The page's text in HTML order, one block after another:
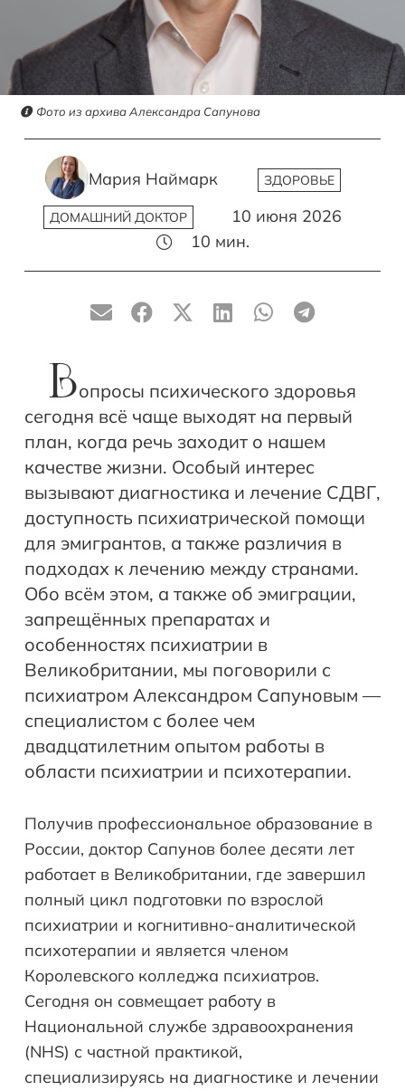
Фото из архива Александра Сапунова
Мария Наймарк ЗДОРОВЬЕ
ДОМАШНИЙ ДОКТОР
10 июня 2026
10 мин.
Вопросы психического здоровья
сегодня всё чаще выходят на первый
план, когда речь заходит о нашем
качестве жизни. Особый интерес
вызывают диагностика и лечение СДВГ,
доступность психиатрической помощи
для эмигрантов, а также различия в
подходах к лечению между странами.
Обо всём этом, а также об эмиграции,
запрещённых препаратах и
особенностях психиатрии в
Великобритании, мы поговорили с
психиатром Александром Сапуновым —
специалистом с более чем
двадцатилетним опытом работы в
области психиатрии и психотерапии.
Получив профессиональное образование в
России, доктор Сапунов более десяти лет
работает в Великобритании, где завершил
полный цикл подготовки по взрослой
психиатрии и когнитивно-аналитической
психотерапии и является членом
Королевского колледжа психиатров.
Сегодня он совмещает работу в
Национальной службе здравоохранения
(NHS) с частной практикой,
специализируясь на диагностике и лечении